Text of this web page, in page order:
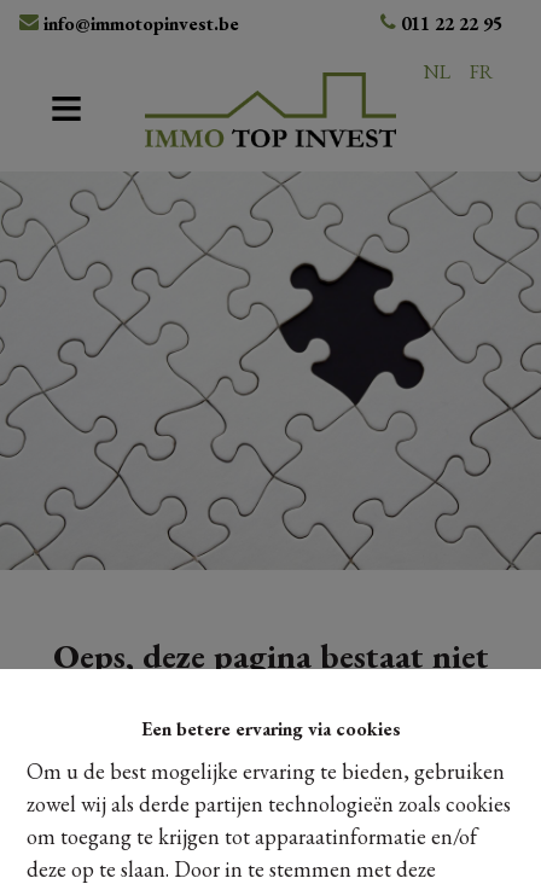
Een betere ervaring via cookies
Om u de best mogelijke ervaring te bieden, gebruiken
zowel wij als derde partijen technologieën zoals cookies
om toegang te krijgen tot apparaatinformatie en/of
deze op te slaan. Door in te stemmen met deze
info@immotopinvest.be
011 22 22 95
NL
FR
Oeps, deze pagina bestaat niet
Te koop Te huur